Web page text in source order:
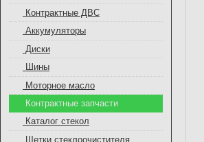
Контрактные ДВС
Аккумуляторы
Диски
Шины
Моторное масло
Контрактные запчасти
Каталог стекол
Щетки стеклоочистителя